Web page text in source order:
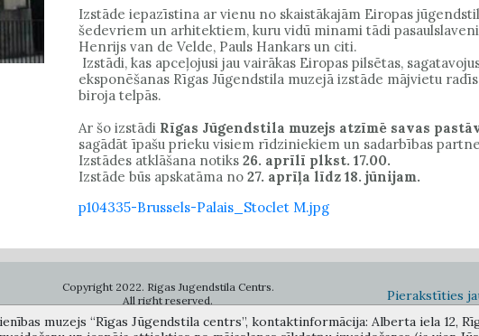
Izstāde iepazīstina ar vienu no skaistākajām Eiropas
šedevriem un arhitektiem, kuru vidū minami tādi
Henrijs van de Velde, Pauls Hankars un citi.
Izstādi, kas apceļojusi jau vairākas Eiropas pilsētas,
eksponēšanas Rīgas Jūgendstila muzejā izstāde mājvietu
biroja telpās.
Ar šo izstādi Rīgas Jūgendstila muzejs atzīmē savas
sagādāt īpašu prieku visiem rīdziniekiem un sadarbības
Izstādes atklāšana notiks 26. aprīlī plkst. 17.00.
Izstāde būs apskatāma no 27. aprīļa līdz 18. jūnijam.
p104335-Brussels-Palais_Stoclet M.jpg
Copyright 2022. Rigas Jugendstila Centrs.
All right reserved.
Pierakstīties
muzejs “Rīgas Jūgendstila centrs”, kontaktinformācija: Alberta iela 12,